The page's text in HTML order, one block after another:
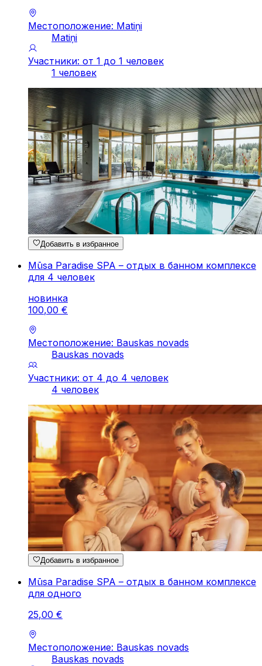
Местоположение: Matiņi
Matiņi
Участники: от 1 до 1 человек
1 человек
Добавить в избранное
Mūsa Paradise SPA – отдых в банном комплексе
для 4 человек
новинка
100,00 €
Местоположение: Bauskas novads
Bauskas novads
Участники: от 4 до 4 человек
4 человек
Добавить в избранное
Mūsa Paradise SPA – отдых в банном комплексе
для одного
25,00 €
Местоположение: Bauskas novads
Bauskas novads